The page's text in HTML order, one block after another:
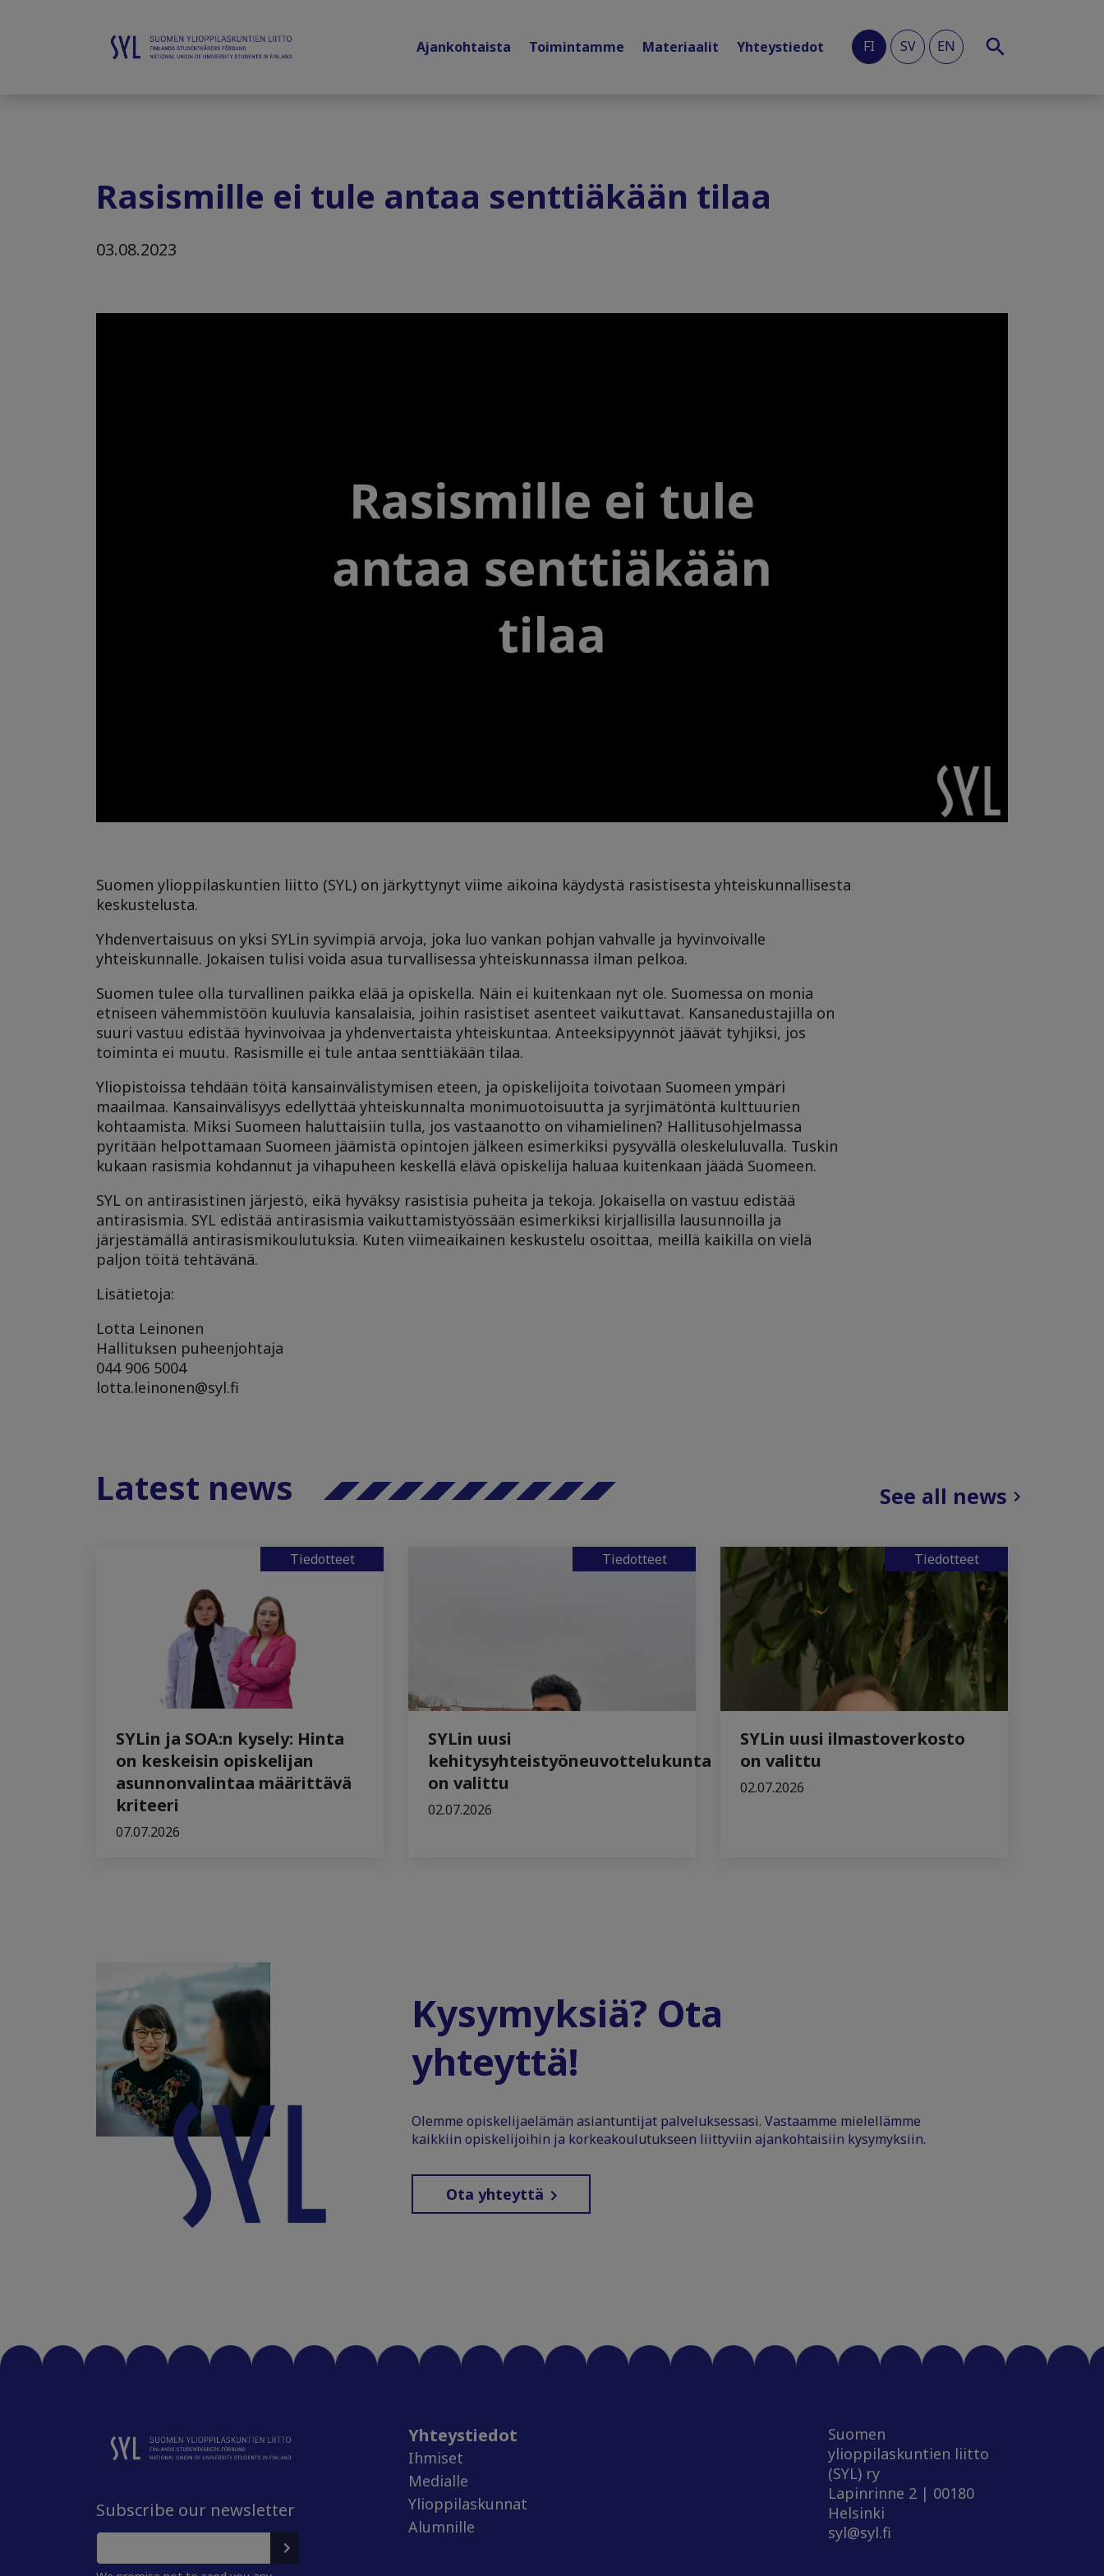
Ajankohtaista Toimintamme Materiaalit Yhteystiedot FI SV EN
Rasismille ei tule antaa senttiäkään tilaa
03.08.2023
Suomen ylioppilaskuntien liitto (SYL) on järkyttynyt viime aikoina käydystä rasistisesta yhteiskunnallisesta
keskustelusta.
Yhdenvertaisuus on yksi SYLin syvimpiä arvoja, joka luo vankan pohjan vahvalle ja hyvinvoivalle
yhteiskunnalle. Jokaisen tulisi voida asua turvallisessa yhteiskunnassa ilman pelkoa.
Suomen tulee olla turvallinen paikka elää ja opiskella. Näin ei kuitenkaan nyt ole. Suomessa on monia
etniseen vähemmistöön kuuluvia kansalaisia, joihin rasistiset asenteet vaikuttavat. Kansanedustajilla on
suuri vastuu edistää hyvinvoivaa ja yhdenvertaista yhteiskuntaa. Anteeksipyynnöt jäävät tyhjiksi, jos
toiminta ei muutu. Rasismille ei tule antaa senttiäkään tilaa.
Yliopistoissa tehdään töitä kansainvälistymisen eteen, ja opiskelijoita toivotaan Suomeen ympäri
maailmaa. Kansainvälisyys edellyttää yhteiskunnalta monimuotoisuutta ja syrjimätöntä kulttuurien
kohtaamista. Miksi Suomeen haluttaisiin tulla, jos vastaanotto on vihamielinen? Hallitusohjelmassa
pyritään helpottamaan Suomeen jäämistä opintojen jälkeen esimerkiksi pysyvällä oleskeluluvalla. Tuskin
kukaan rasismia kohdannut ja vihapuheen keskellä elävä opiskelija haluaa kuitenkaan jäädä Suomeen.
SYL on antirasistinen järjestö, eikä hyväksy rasistisia puheita ja tekoja. Jokaisella on vastuu edistää
antirasismia. SYL edistää antirasismia vaikuttamistyössään esimerkiksi kirjallisilla lausunnoilla ja
järjestämällä antirasismikoulutuksia. Kuten viimeaikainen keskustelu osoittaa, meillä kaikilla on vielä
paljon töitä tehtävänä.
Lisätietoja:
Lotta Leinonen
Hallituksen puheenjohtaja
044 906 5004
lotta.leinonen@syl.fi
Latest news See all news
Tiedotteet
SYLin ja SOA:n kysely: Hinta
on keskeisin opiskelijan
asunnonvalintaa määrittävä
kriteeri
07.07.2026
Tiedotteet
SYLin uusi
kehitysyhteistyöneuvottelukunta
on valittu
02.07.2026
Tiedotteet
SYLin uusi ilmastoverkosto
on valittu
02.07.2026
Kysymyksiä? Ota
yhteyttä!
Olemme opiskelijaelämän asiantuntijat palveluksessasi. Vastaamme mielellämme
kaikkiin opiskelijoihin ja korkeakoulutukseen liittyviin ajankohtaisiin kysymyksiin.
Ota yhteyttä
Subscribe our newsletter
Yhteystiedot
Ihmiset
Medialle
Ylioppilaskunnat
Alumnille
Suomen
ylioppilaskuntien liitto
(SYL) ry
Lapinrinne 2 | 00180
Helsinki
syl@syl.fi